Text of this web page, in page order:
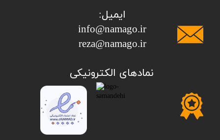
ایمیل:
info@namago.ir
​​​​​​​reza@namago.ir
​نمادهای الکترونیکی